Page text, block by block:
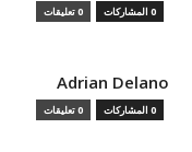
0 المشاركات 0 تعليقات
Adrian Delano
0 المشاركات 0 تعليقات